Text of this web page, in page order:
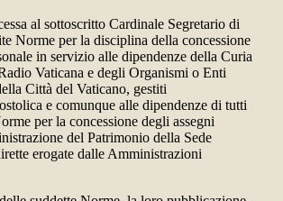
al sottoscritto Cardinale Segretario di
Norme per la disciplina della concessione
in servizio alle dipendenze della Curia
Vaticana e degli Organismi o Enti
Città del Vaticano, gestiti
e comunque alle dipendenze di tutti
per la concessione degli assegni
del Patrimonio della Sede
erogate dalle Amministrazioni